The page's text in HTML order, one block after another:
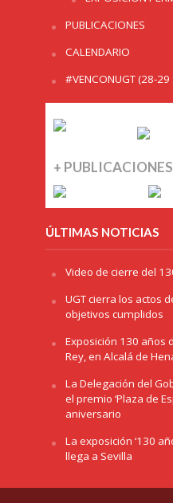
PUBLICACIONES
CALENDARIO
#VENCONUGT (28-29
+
ÚLTIMAS NOTICIAS
Video de cierre del
UGT cierra los actos
objetivos cumplidos
Exposición 130 años
Rey, en Alcalá de
La Delegación del
el premio ‘Plaza de
aniversario
La exposición ‘130
llega a Sevilla